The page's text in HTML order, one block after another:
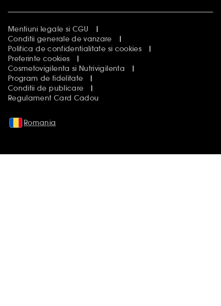
Mentiuni legale si CGU
Conditii generale de vanzare
Politica de confidentialitate si cookies
Preferinte cookies
Cosmetovigilenta si Nutrivigilenta
Program de fidelitate
Conditii de publicare
Regulament Card Cadou
Romania